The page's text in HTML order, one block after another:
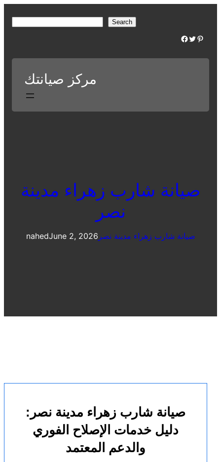
r
Search
Facebook Twitter Pinterest
مركز صيانتك
صيانة شارب زهراء مدينة
نصر
nahedJune 2, 2026 صيانة شارب زهراء مدينة نصر
صيانة شارب زهراء مدينة نصر:
دليل خدمات الإصلاح الفوري
والدعم المعتمد